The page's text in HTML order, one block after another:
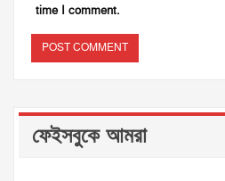
time I comment.
ফেইসবুকে আমরা